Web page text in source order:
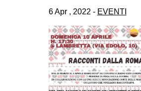
tw
bsky
ms
6 Apr , 2022 - EVENTI